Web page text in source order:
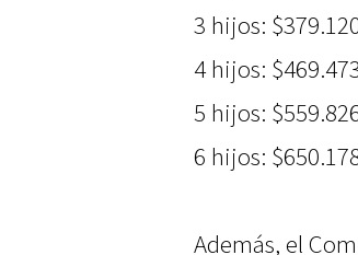
3 hijos:
4 hijos:
5 hijos:
6 hijos:
Además, el